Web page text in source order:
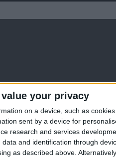
value your privacy
on a device, such as
sent by a device for
research and services
and identification through
as described above.